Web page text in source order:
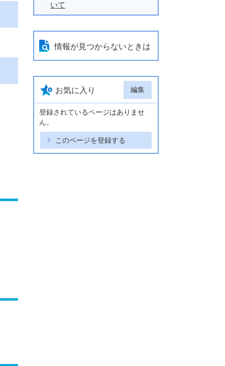
いて
情報が見つからないときは
お気に入り 編集
登録されているページはありませ
ん。
このページを登録する